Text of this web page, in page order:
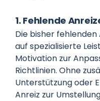
1. Fehlende
Die bisher
auf spezialisierte
Motivation zur
Richtlinien. Ohne
Unterstützung oder
Anreiz zur